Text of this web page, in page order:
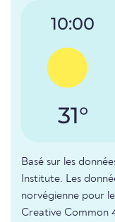
10:00
31°
Basé sur les
Institute. Les
norvégienne pour
Creative Common